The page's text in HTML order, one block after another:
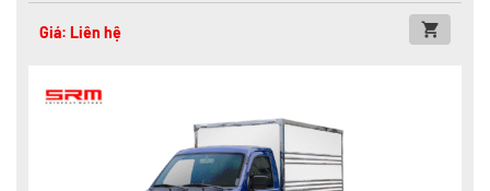
Giá: Liên hệ